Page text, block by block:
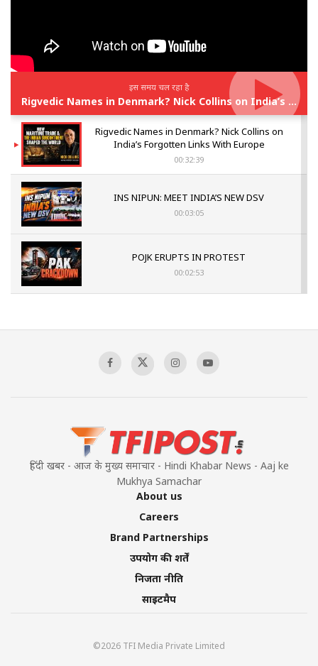
इस समय चल रहा है
Rigvedic Names in Denmark? Nick Collins on India’s Forgotten Links With Europe
Rigvedic Names in Denmark? Nick Collins on
India’s Forgotten Links With Europe
00:32:39
INS NIPUN: MEET INDIA’S NEW DSV
00:03:05
POJK ERUPTS IN PROTEST
00:02:53
Sagar
हिंदी खबर - आज के मुख्य समाचार - Hindi Khabar News - Aaj ke
Mukhya Samachar
About us
Careers
Brand Partnerships
उपयोग की शर्तें
निजता नीति
साइटमैप
©2026 TFI Media Private Limited